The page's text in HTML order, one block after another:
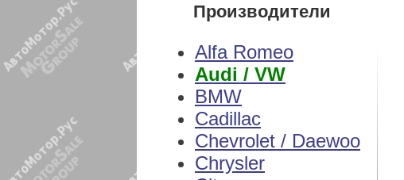
Производители
Alfa Romeo
Audi / VW
BMW
Cadillac
Chevrolet / Daewoo
Chrysler